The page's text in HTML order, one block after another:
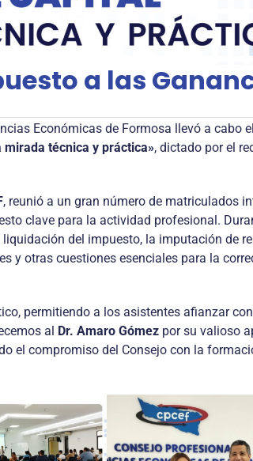
a las
Económicas de Formosa llevó a cabo
mirada técnica y práctica», dictado por el
, reunió a un gran número de matriculados
clave para la actividad profesional.
del impuesto, la imputación de
y otras cuestiones esenciales para la
permitiendo a los asistentes afianzar
al Dr. Amaro Gómez por su valioso
el compromiso del Consejo con la